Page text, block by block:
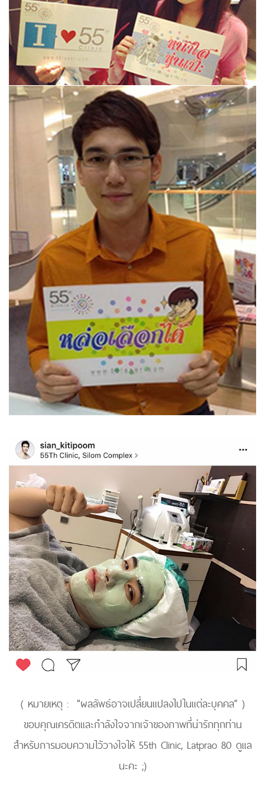
( หมายเหตุ : "ผลลัพธ์อาจเปลี่ยนแปลงไปในแต่ละบุคคล” )
ขอบคุณเครดิตและกำลังใจจากเจ้าของภาพที่น่ารักทุกท่าน
สำหรับการมอบความไว้วางใจให้ 55th Clinic, Latprao 80 ดูแล
นะคะ ;)